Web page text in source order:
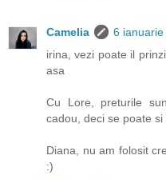
Camelia
6
irina, vezi poate il
asa
Cu Lore, preturile
cadou, deci se poate si
Diana, nu am folosit
:)